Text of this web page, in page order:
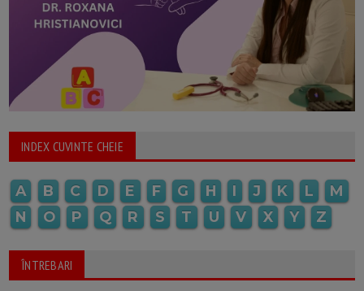
INDEX CUVINTE CHEIE
A B C D E F G H I J K L
M
N
O P Q R S T U V X Y Z
ÎNTREBARI